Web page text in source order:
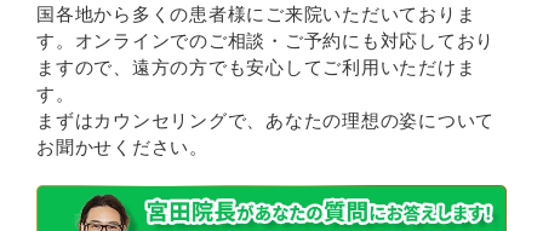
国各地から多くの患者様にご来院いただいておりま
す。オンラインでのご相談・ご予約にも対応しており
ますので、遠方の方でも安心してご利用いただけま
す。
まずはカウンセリングで、あなたの理想の姿について
お聞かせください。